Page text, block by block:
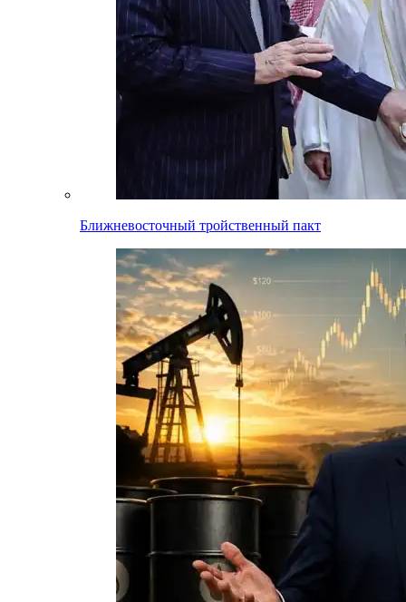
Ближневосточный тройственный пакт